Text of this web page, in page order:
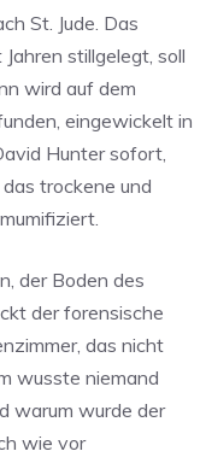
St. Jude. Das
stillgelegt, soll
wird auf dem
eingewickelt in
Hunter sofort,
trockene und
der Boden des
der forensische
das nicht
wusste niemand
warum wurde der
wie vor